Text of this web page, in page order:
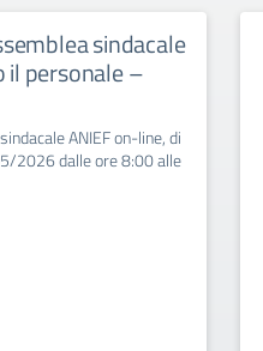
sindacale
il personale –
ANIEF on-line, di
2026 dalle ore 8:00 alle